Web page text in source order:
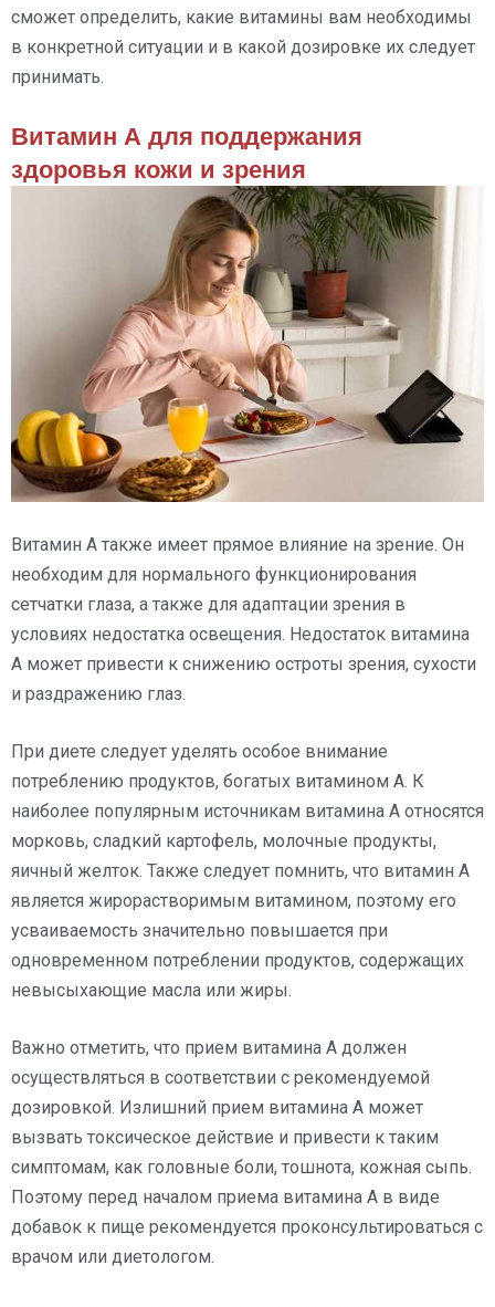
сможет определить, какие витамины вам необходимы
в конкретной ситуации и в какой дозировке их следует
принимать.
Витамин А для поддержания
здоровья кожи и зрения
Витамин А также имеет прямое влияние на зрение. Он
необходим для нормального функционирования
сетчатки глаза, а также для адаптации зрения в
условиях недостатка освещения. Недостаток витамина
А может привести к снижению остроты зрения, сухости
и раздражению глаз.
При диете следует уделять особое внимание
потреблению продуктов, богатых витамином А. К
наиболее популярным источникам витамина А относятся
морковь, сладкий картофель, молочные продукты,
яичный желток. Также следует помнить, что витамин А
является жирорастворимым витамином, поэтому его
усваиваемость значительно повышается при
одновременном потреблении продуктов, содержащих
невысыхающие масла или жиры.
Важно отметить, что прием витамина А должен
осуществляться в соответствии с рекомендуемой
дозировкой. Излишний прием витамина А может
вызвать токсическое действие и привести к таким
симптомам, как головные боли, тошнота, кожная сыпь.
Поэтому перед началом приема витамина А в виде
добавок к пище рекомендуется проконсультироваться с
врачом или диетологом.